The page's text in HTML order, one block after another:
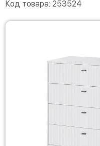
Код товара: 253524